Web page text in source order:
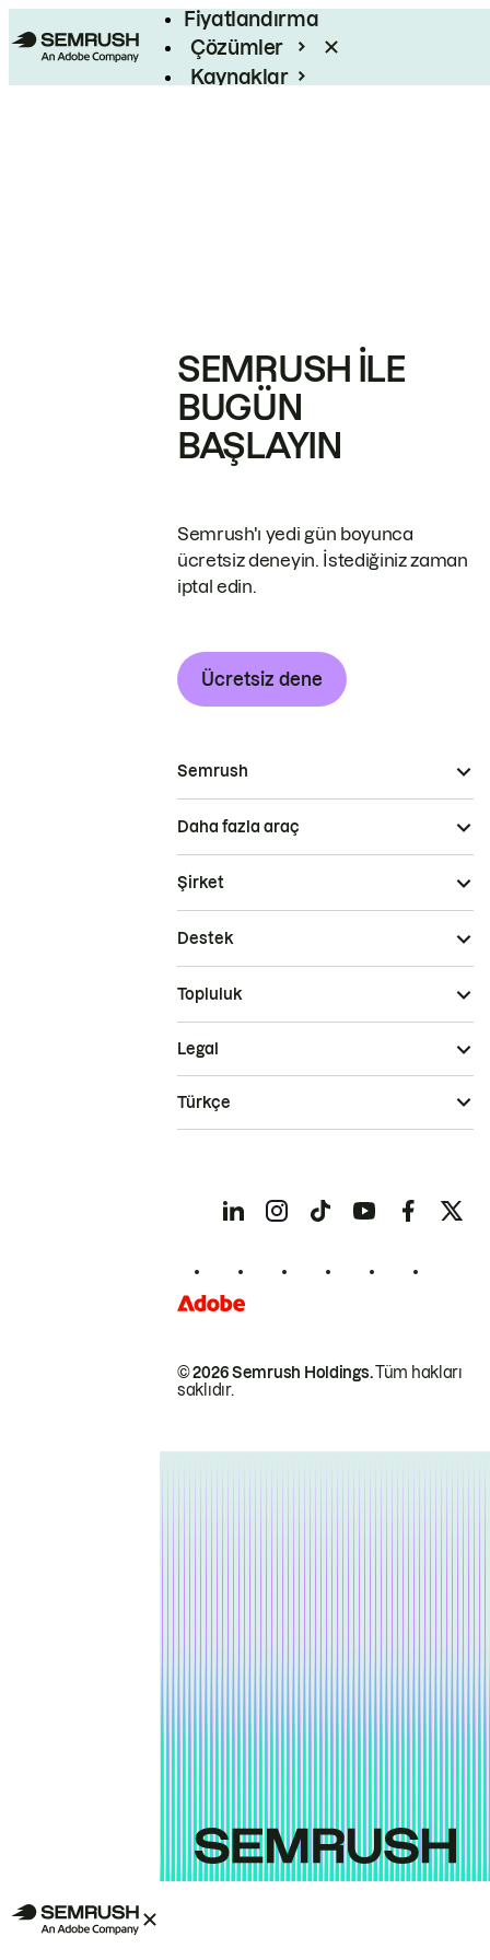
Fiyatlandırma
Çözümler
Kaynaklar
SEMRUSH ILE
BUGÜN
BAŞLAYIN
Semrush'ı yedi gün boyunca
ücretsiz deneyin. İstediğiniz zaman
iptal edin.
Ücretsiz dene
Semrush
Daha fazla araç
Şirket
Destek
Topluluk
© 2026 Semrush Holdings.Tüm hakları
saklıdır.
Legal
Türkçe